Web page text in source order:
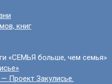
книг
«СЕМЬЯ больше, чем семья»
Проект Закулисье.